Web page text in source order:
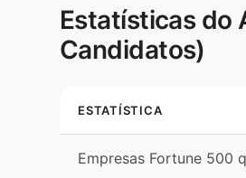
Estatísticas do
Candidatos)
ESTATÍSTICA
Empresas Fortune 500